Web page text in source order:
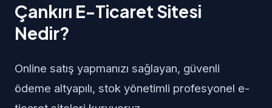
Çankırı E-Ticaret Sitesi
Nedir?
Online satış yapmanızı sağlayan, güvenli
ödeme altyapılı, stok yönetimli profesyonel e-